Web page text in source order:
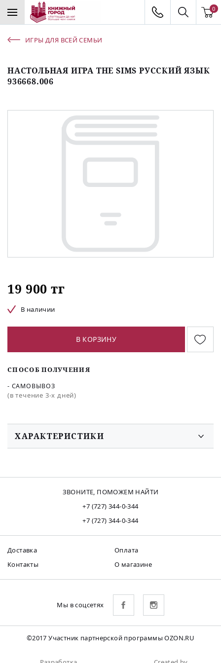
0
ИГРЫ ДЛЯ ВСЕЙ СЕМЬИ
НАСТОЛЬНАЯ ИГРА THE SIMS РУССКИЙ ЯЗЫК
936668.006
19 900 тг
В наличии
В КОРЗИНУ
СПОСОБ ПОЛУЧЕНИЯ
- САМОВЫВОЗ
(в течение 3-х дней)
ХАРАКТЕРИСТИКИ
ЗВОНИТЕ, ПОМОЖЕМ НАЙТИ
+7 (727) 344-0-344
+7 (727) 344-0-344
Доставка
Оплата
Контакты
О магазине
Мы в соцсетях
©2017 Участник партнерской программы OZON.RU